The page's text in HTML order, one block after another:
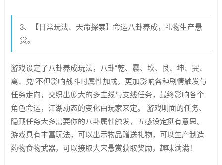
3、【日常玩法、天命探索】命运八卦养成，礼物生产悬
赏。
游戏设定了八卦养成玩法，八卦“乾、震、坎、艮、坤、巽、
离、兑”不但影响战斗时属性加成，更加影响各种剧情触发与
任务走向，交织出庞大的多主线与支线任务，最终影响各个
角色命运，江湖动态的变化由玩家来定。 游戏明面的任务、
隐藏任务大多需要你的八卦属性触发，五感设定挺有意思。
游戏具有丰富玩法，可以出示物品赠送礼物，可以生产制造
药物食物武器，可以接取大宋悬赏获取奖励，趣味满满！